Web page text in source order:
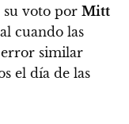
su voto por Mitt
cuando las
similar
el día de las